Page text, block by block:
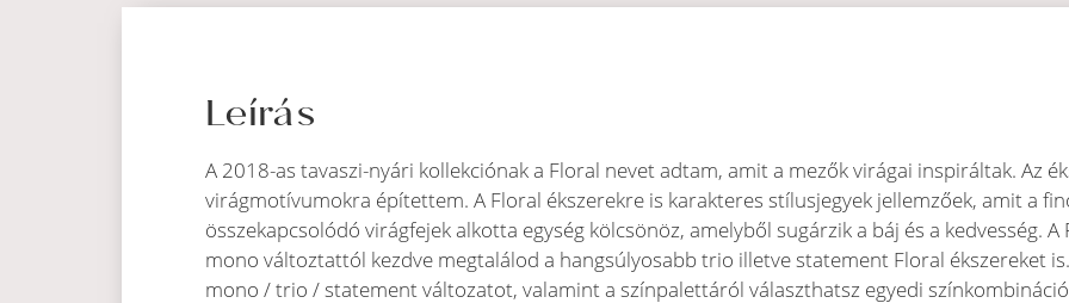
Leírás
A 2018-as tavaszi-nyári kollekciónak a Floral nevet adtam, amit a mezők virágai inspiráltak. Az
virágmotívumokra építettem. A Floral ékszerekre is karakteres stílusjegyek jellemzőek, amit a
összekapcsolódó virágfejek alkotta egység kölcsönöz, amelyből sugárzik a báj és a kedvesség.
mono változtattól kezdve megtalálod a hangsúlyosabb trio illetve statement Floral ékszereket
mono / trio / statement változatot, valamint a színpalettáról választhatsz egyedi